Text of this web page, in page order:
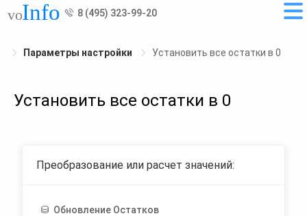
8 (495) 323-99-20
Параметры настройки Установить все остатки в 0
Установить все остатки в 0
Преобразование или расчет значений:
Обновление Остатков